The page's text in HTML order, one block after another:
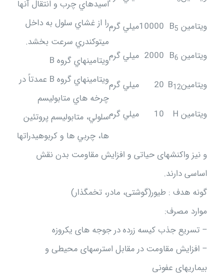
ويتامين B5
10000ميلي گرم
ويتامين B6
2000 ميلي گرم
ويتامين B12
20 ميلي گرم
ويتامين H
10 ميلي گرم
اسيدهاي چرب و انتقال آنها
را از غشاي سلول به داخل
ميتوكندري سرعت بخشد.
ويتامينهاي گروه B
ويتامينهاي گروه B عمدتاً در
چرخه هاي متابوليسم
سلولي، متابوليسم پروتئين
ها، چربي ها و كربوهيدراتها
و نیز واکنشهای حیاتی و افزایش مقاومت بدن نقش
اساسی دارند.
گونه هدف : طيور(گوشتی، مادر، تخمگذار)
موارد مصرف:
– تسریع جذب کیسه زرده در جوجه های یکروزه
– افزایش مقاومت در مقابل استرسهای محیطی و
بیماریهای عفونی